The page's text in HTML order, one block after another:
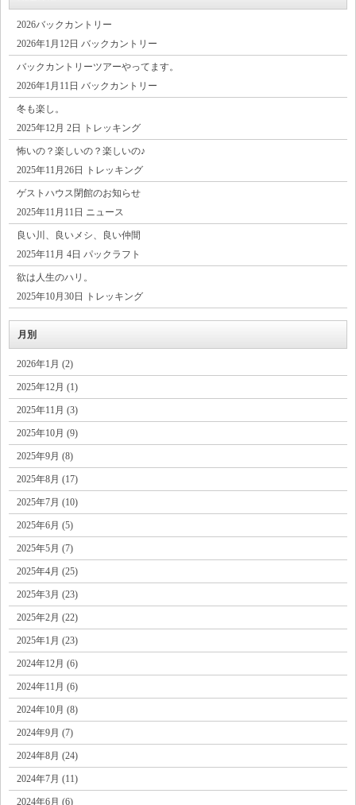
2026バックカントリー
2026年1月12日 バックカントリー
バックカントリーツアーやってます。
2026年1月11日 バックカントリー
冬も楽し。
2025年12月 2日 トレッキング
怖いの？楽しいの？楽しいの♪
2025年11月26日 トレッキング
ゲストハウス閉館のお知らせ
2025年11月11日 ニュース
良い川、良いメシ、良い仲間
2025年11月 4日 パックラフト
欲は人生のハリ。
2025年10月30日 トレッキング
月別
2026年1月 (2)
2025年12月 (1)
2025年11月 (3)
2025年10月 (9)
2025年9月 (8)
2025年8月 (17)
2025年7月 (10)
2025年6月 (5)
2025年5月 (7)
2025年4月 (25)
2025年3月 (23)
2025年2月 (22)
2025年1月 (23)
2024年12月 (6)
2024年11月 (6)
2024年10月 (8)
2024年9月 (7)
2024年8月 (24)
2024年7月 (11)
2024年6月 (6)